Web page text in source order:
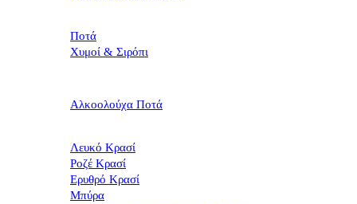
Ποτά
Χυμοί & Σιρόπι
Αλκοολούχα Ποτά
Λευκό Κρασί
Ροζέ Κρασί
Ερυθρό Κρασί
Μπύρα